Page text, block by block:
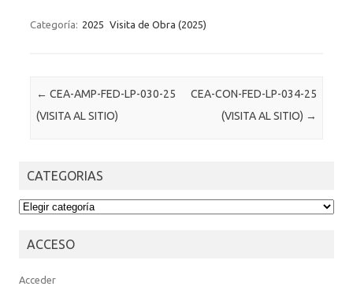
Categoría: 2025 Visita de Obra (2025)
Post navigation
← CEA-AMP-FED-LP-030-25
(VISITA AL SITIO)
CEA-CON-FED-LP-034-25
(VISITA AL SITIO) →
CATEGORIAS
CATEGORIAS
ACCESO
Acceder